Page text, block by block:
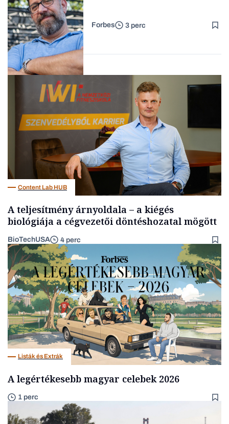
Forbes-sztori
Forbes 3 perc
Content Lab HUB
A teljesítmény árnyoldala – a kiégés
biológiája a cégvezetői döntéshozatal mögött
BioTechUSA 4 perc
Listák és Extrák
A legértékesebb magyar celebek 2026
1 perc